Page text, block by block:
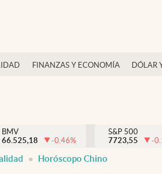
FINANZAS Y ECONOMÍA DÓLAR
BMV
66.525,18
-0.46%
S&P 500
7723,55
-
Horóscopo Chino